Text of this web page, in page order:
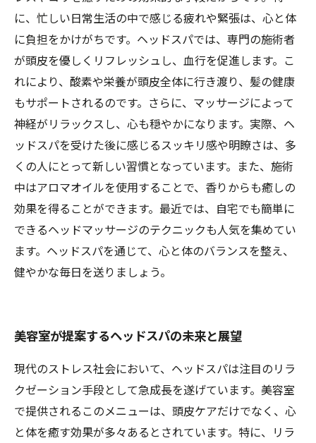
に、忙しい日常生活の中で感じる疲れや緊張は、心と体
に負担をかけがちです。ヘッドスパでは、専門の施術者
が頭皮を優しくリフレッシュし、血行を促進します。こ
れにより、酸素や栄養が頭皮全体に行き渡り、髪の健康
もサポートされるのです。さらに、マッサージによって
神経がリラックスし、心も穏やかになります。実際、ヘ
ッドスパを受けた後に感じるスッキリ感や明瞭さは、多
くの人にとって新しい習慣となっています。また、施術
中はアロマオイルを使用することで、香りからも癒しの
効果を得ることができます。最近では、自宅でも簡単に
できるヘッドマッサージのテクニックも人気を集めてい
ます。ヘッドスパを通じて、心と体のバランスを整え、
健やかな毎日を送りましょう。
美容室が提案するヘッドスパの未来と展望
現代のストレス社会において、ヘッドスパは注目のリラ
クゼーション手段として急成長を遂げています。美容室
で提供されるこのメニューは、頭皮ケアだけでなく、心
と体を癒す効果が多々あるとされています。特に、リラ